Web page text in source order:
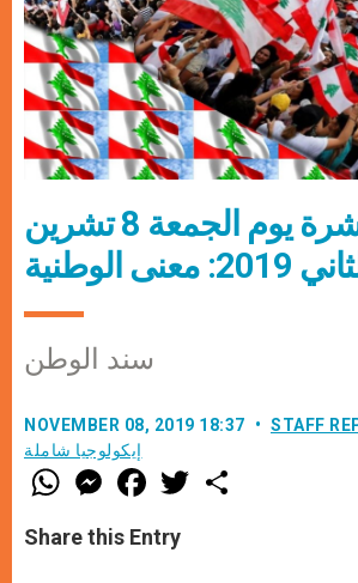
عناوين نشرة يوم الجمعة 8 تشرين
2019: معنى الوطنية
سند الوطن
NOVEMBER 08, 2019 18:37
STAFF
إيكولوجيا شاملة
W
h
t
s
M
e
s
e
F
a
e
b
w
Share this Entry